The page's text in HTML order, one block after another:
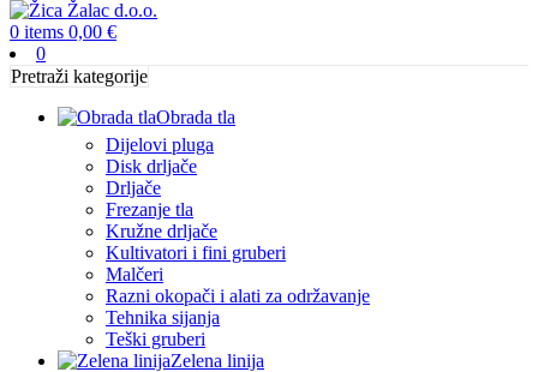
0 items 0,00 €
0
Pretraži kategorije
Obrada tla
Dijelovi pluga
Disk drljače
Drljače
Frezanje tla
Kružne drljače
Kultivatori i fini gruberi
Malčeri
Razni okopači i alati za održavanje
Tehnika sijanja
Teški gruberi
Zelena linija